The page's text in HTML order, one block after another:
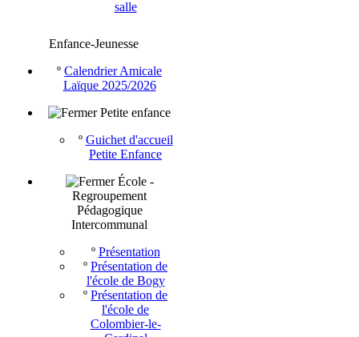
salle
Enfance-Jeunesse
º Calendrier Amicale
Laïque 2025/2026
Petite enfance
º Guichet d'accueil
Petite Enfance
École -
Regroupement
Pédagogique
Intercommunal
º Présentation
º Présentation de
l'école de Bogy
º Présentation de
l'école de
Colombier-le-